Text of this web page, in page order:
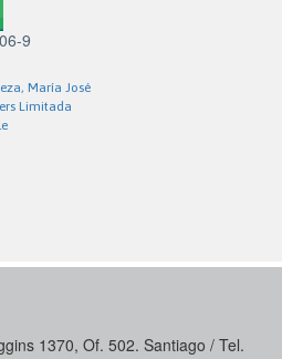
9
María José
Limitada
1370, Of. 502. Santiago / Tel.